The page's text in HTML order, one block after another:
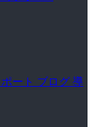
ート ブログ 導